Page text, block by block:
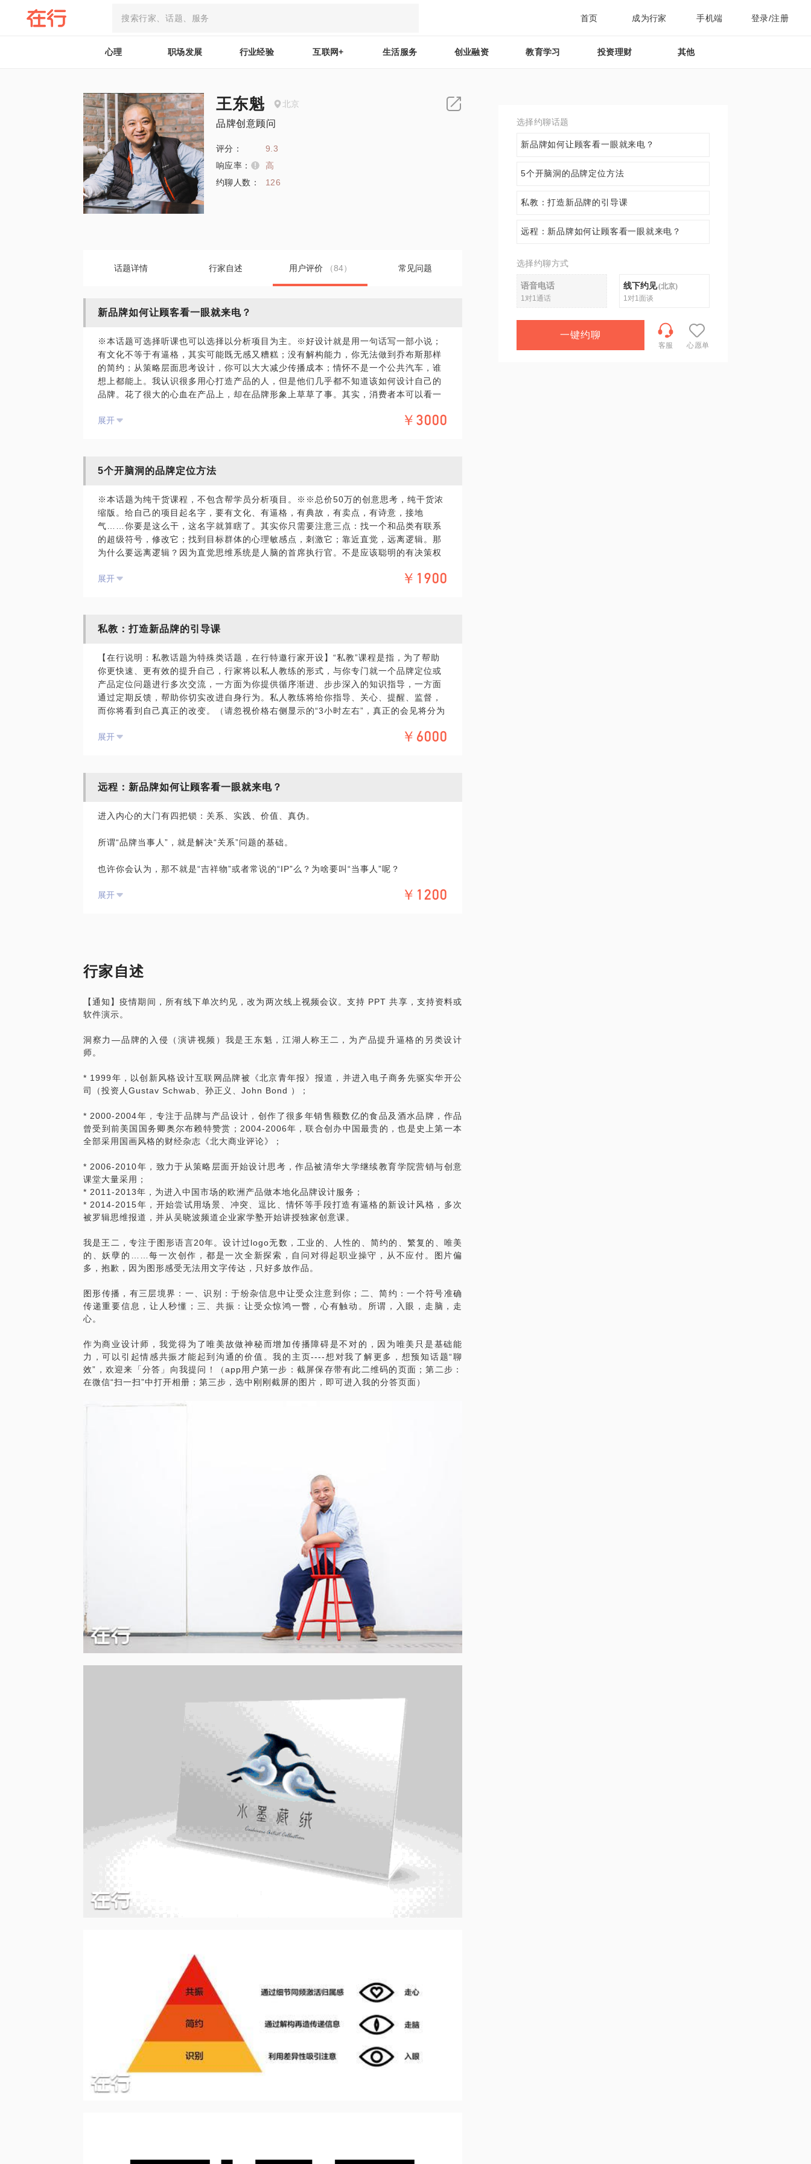
首页 成为行家 手机端 登录/注册
心理 职场发展 行业经验 互联网+ 生活服务 创业融资 教育学习 投资理财 其他
王东魁 北京
品牌创意顾问
评分：
9.3
响应率：
高
约聊人数：
126
话题详情 行家自述 用户评价 （84） 常见问题
新品牌如何让顾客看一眼就来电？
※本话题可选择听课也可以选择以分析项目为主。※好设计就是用一句话写一部小说；
有文化不等于有逼格，其实可能既无感又糟糕；没有解构能力，你无法做到乔布斯那样
的简约；从策略层面思考设计，你可以大大减少传播成本；情怀不是一个公共汽车，谁
想上都能上。我认识很多用心打造产品的人，但是他们几乎都不知道该如何设计自己的
品牌。花了很大的心血在产品上，却在品牌形象上草草了事。其实，消费者本可以看一
没什么卵用；懂女人的男人，根本就无须解释。为企业客户服务了十多年的时间，我把
开脑洞的创意方法和五个品牌性格，毫无保留的告诉你。创意不是天马行空，其实是有
品场景不是戏剧，而是戏剧的高潮瞬间。所以要利用矛盾、悬念、巧合来激化焦点。案
例：洞藏雪蜜，用一只熊作为闯入者，制造一个看到希望又进退两难的戏剧化场景。
二、批判和反讽：具有颠覆性的产品，不妨追求极致，站到常规认知的对立面上。案
例：峻山野土茶，土茶是茶叶的原始基因，用野人来代表一种未被驯化的极致的野，颠
覆茶叶营销对文化的依赖，通过对文明至上的批判，确立产品的定位。三、冲突式架
式的设计主要为了吸引年轻人来关注传统的饮食，两个角色分别代表了高价羊肉和中低
圈养的猪有类似的地方，于是我用《圣经》开了一个玩笑。洞察力—品牌的入侵（演讲
别人在讲干货，而我在讲直觉
展开 ￥3000
5个开脑洞的品牌定位方法
※本话题为纯干货课程，不包含帮学员分析项目。※※总价50万的创意思考，纯干货浓
缩版。给自己的项目起名字，要有文化、有逼格，有典故，有卖点，有诗意，接地
气……你要是这么干，这名字就算瞎了。其实你只需要注意三点：找一个和品类有联系
的超级符号，修改它；找到目标群体的心理敏感点，刺激它；靠近直觉，远离逻辑。那
为什么要远离逻辑？因为直觉思维系统是人脑的首席执行官。不是应该聪明的有决策权
发，最大的问题是导致结果冰冷。即使能做到概念简洁，也很难激起消费者的心流。三
洞，必须在已知的基础上创造未知，看不懂，还开个P。再复杂的概念，也要让消费者秒
洞：新闻—逆向思维突破品类；第四个脑洞：潜意识—集中目标群体敏感点；第五个脑
洞：超级符号+基因重组。
直观不是视觉锤，思维也不是语言钉。直观与思维是内容和架构的关系，即康德所说“思
维无直观则空，直观无思维则盲”。进一步说，直观是知性判断要抓取的依据。所谓“眼
有一句话，鼓励了我用两年时间去捅破传统营销的天花板，并把所得的经验总结出来，
展开 ￥1900
私教：打造新品牌的引导课
【在行说明：私教话题为特殊类话题，在行特邀行家开设】“私教”课程是指，为了帮助
你更快速、更有效的提升自己，行家将以私人教练的形式，与你专门就一个品牌定位或
产品定位问题进行多次交流，一方面为你提供循序渐进、步步深入的知识指导，一方面
通过定期反馈，帮助你切实改进自身行为。私人教练将给你指导、关心、提醒、监督，
而你将看到自己真正的改变。（请忽视价格右侧显示的“3小时左右”，真正的会见将分为
的贴身私教指导形式。本私教课程将持续4周，详见下文“课程内容”）课程内容：新品牌
导。提供参考借鉴方案。注：如需私教老师亲自设计品牌方案，需另行协商设计费用。
从品牌引导课的落地的项目一、第二张处方；前卫生部长陈竺曾提出，未来医生必须会
是从医院临床处方营养药中分离出来的一个品类。此类产品很容易被消费者混淆为保健
名为“第二张处方”。二、兔来生鲜这是一家提供社区生鲜配送的便利连锁店，电话或 Ap
兔的意思，不用下楼，菜下锅前打个电话就可以。因为用了兔子的形象，所以英文发音
每一个和消费者接触的机会。更多案例可访问 www.logo-way.com
展开 ￥6000
远程：新品牌如何让顾客看一眼就来电？
进入内心的大门有四把锁：关系、实践、价值、真伪。
所谓“品牌当事人”，就是解决“关系”问题的基础。
也许你会认为，那不就是“吉祥物”或者常说的“IP”么？为啥要叫“当事人”呢？
这么叫，是出于三种考虑。
三、品牌是内容，不是工具。所以我完全反对“视觉锤”这种理解。钳子榔头可以一万年
不变，故事要有新意才能赢得关注。
本次课程主要解决两个问题：
我带给大家的是四种方法：1、概率行为法：好创意的概率区间；2、品牌人格法：当体
都将配合三个以上案例进行分解。
如果把消费者的心看作是一道门，我们的营销目的就是打开门上的锁——将你的品牌信
息变成顾客的知识。在这个主题中，我带来了一个新的分析模型，它的主要作用是让你
看清，当下面对的是那一把锁，以及应该采用哪一把钥匙。我同样会通过丰富的案例来
帮助学员理解应用。
本课程适合三种人来听：
一、希望为品牌导入人格增加传播力的企业；
三、希望了解产品与品牌应该如何优势互补的产品经理。以及所有对创意工作有兴趣的
人。
展开 ￥1200
行家自述
【通知】疫情期间，所有线下单次约见，改为两次线上视频会议。支持 PPT 共享，支持资料或
软件演示。
洞察力—品牌的入侵（演讲视频）我是王东魁，江湖人称王二，为产品提升逼格的另类设计
师。
* 1999年，以创新风格设计互联网品牌被《北京青年报》报道，并进入电子商务先驱实华开公
司（投资人Gustav Schwab、孙正义、John Bond ）；
* 2000-2004年，专注于品牌与产品设计，创作了很多年销售额数亿的食品及酒水品牌，作品
曾受到前美国国务卿奥尔布赖特赞赏；2004-2006年，联合创办中国最贵的，也是史上第一本
全部采用国画风格的财经杂志《北大商业评论》；
* 2006-2010年，致力于从策略层面开始设计思考，作品被清华大学继续教育学院营销与创意
课堂大量采用；
* 2011-2013年，为进入中国市场的欧洲产品做本地化品牌设计服务；
* 2014-2015年，开始尝试用场景、冲突、逗比、情怀等手段打造有逼格的新设计风格，多次
被罗辑思维报道，并从吴晓波频道企业家学塾开始讲授独家创意课。
我是王二，专注于图形语言20年。设计过logo无数，工业的、人性的、简约的、繁复的、唯美
的、妖孽的……每一次创作，都是一次全新探索，自问对得起职业操守，从不应付。图片偏
多，抱歉，因为图形感受无法用文字传达，只好多放作品。
图形传播，有三层境界：一、识别：于纷杂信息中让受众注意到你；二、简约：一个符号准确
传递重要信息，让人秒懂；三、共振：让受众惊鸿一瞥，心有触动。所谓，入眼，走脑，走
心。
作为商业设计师，我觉得为了唯美故做神秘而增加传播障碍是不对的，因为唯美只是基础能
力，可以引起情感共振才能起到沟通的价值。我的主页----想对我了解更多，想预知话题“聊
效”，欢迎来「分答」向我提问！（app用户第一步：截屏保存带有此二维码的页面；第二步：
在微信“扫一扫”中打开相册；第三步，选中刚刚截屏的图片，即可进入我的分答页面）
选择约聊话题
新品牌如何让顾客看一眼就来电？
5个开脑洞的品牌定位方法
私教：打造新品牌的引导课
远程：新品牌如何让顾客看一眼就来电？
选择约聊方式
语音电话
1对1通话
线下约见(北京)
1对1面谈
一键约聊
客服 心愿单